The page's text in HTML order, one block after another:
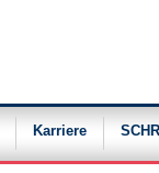
Karriere